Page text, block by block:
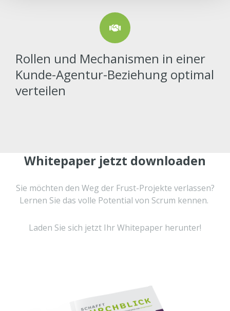
Rollen und Mechanismen in einer
Kunde-Agentur-Beziehung optimal
verteilen
Whitepaper jetzt downloaden
Sie möchten den Weg der Frust-Projekte verlassen?
Lernen Sie das volle Potential von Scrum kennen.
Laden Sie sich jetzt Ihr Whitepaper herunter!